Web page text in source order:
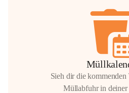
Sieh dir die
Müllabfuhr in deiner